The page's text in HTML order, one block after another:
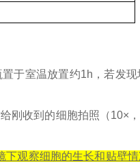
于室温放置约1h，若发
刚收到的细胞拍照（10×
下观察细胞的生长和贴壁